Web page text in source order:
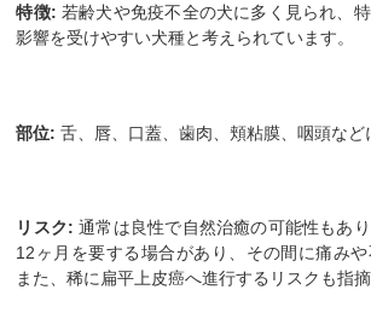
特徴: 若齢犬や免疫不全の犬に多く見られ、
影響を受けやすい犬種と考えられています。
部位: 舌、唇、口蓋、歯肉、頬粘膜、咽頭など
リスク: 通常は良性で自然治癒の可能性もあ
12ヶ月を要する場合があり、その間に痛みや
また、稀に扁平上皮癌へ進行するリスクも指摘